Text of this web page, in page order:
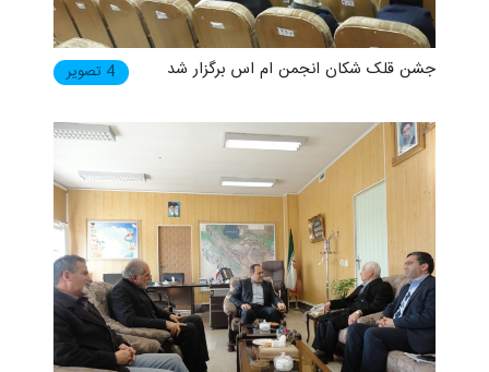
4 تصویر جشن قلک شکان انجمن ام اس برگزار شد